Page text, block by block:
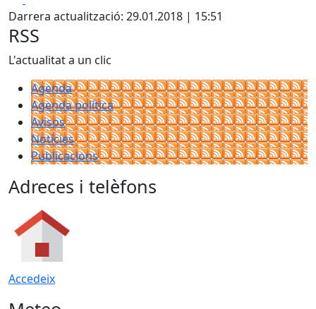
+
−
Darrera actualització: 29.01.2018 | 15:51
RSS
L'actualitat a un clic
Agenda
Agenda política
Avisos
Notícies
Publicacions
Adreces i telèfons
Accedeix